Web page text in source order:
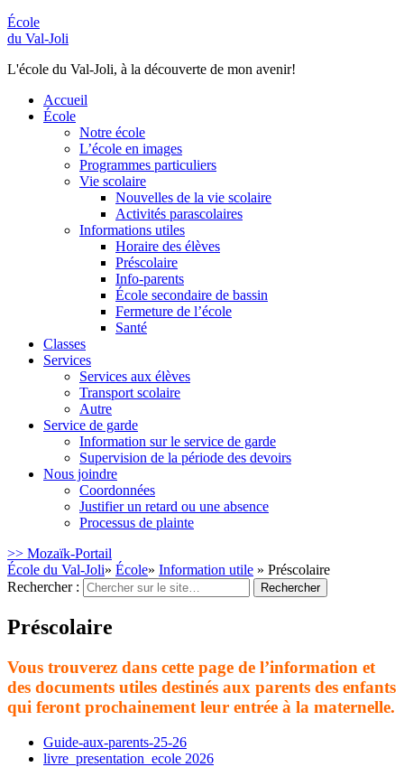
École
du Val-Joli
L'école du Val-Joli, à la découverte de mon avenir!
Accueil
École
Notre école
L’école en images
Programmes particuliers
Vie scolaire
Nouvelles de la vie scolaire
Activités parascolaires
Informations utiles
Horaire des élèves
Préscolaire
Info-parents
École secondaire de bassin
Fermeture de l’école
Santé
Classes
Services
Services aux élèves
Transport scolaire
Autre
Service de garde
Information sur le service de garde
Supervision de la période des devoirs
Nous joindre
Coordonnées
Justifier un retard ou une absence
Processus de plainte
>> Mozaïk-Portail
École du Val-Joli» École» Information utile » Préscolaire
Rechercher :
Préscolaire
Vous trouverez dans cette page de l’information et
des documents utiles destinés aux parents des enfants
qui feront prochainement leur entrée à la maternelle.
Guide-aux-parents-25-26
livre_presentation_ecole 2026